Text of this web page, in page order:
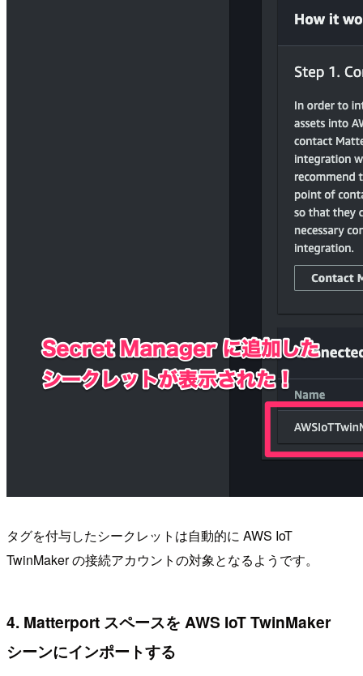
タグを付与したシークレットは自動的に AWS IoT
TwinMaker の接続アカウントの対象となるようです。
4. Matterport スペースを AWS IoT TwinMaker
シーンにインポートする